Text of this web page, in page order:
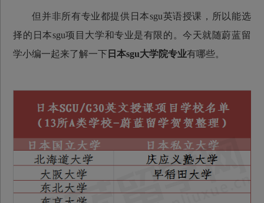
但并非所有专业都提供日本sgu英语授课，所以能选
择的日本sgu项目大学和专业是有限的。今天就随蔚蓝留
学小编一起来了解一下 日本sgu大学院专业有哪些。